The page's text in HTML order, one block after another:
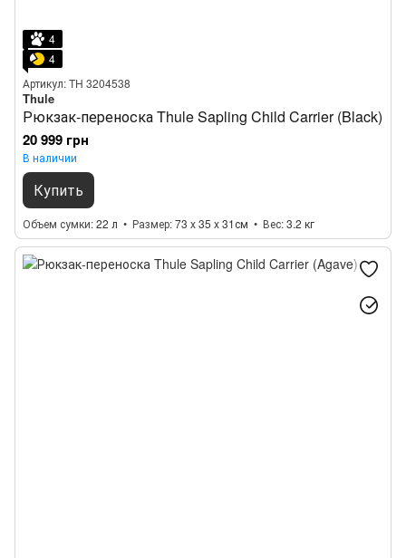
4
4
Артикул: TH 3204538
Thule
Рюкзак-переноска Thule Sapling Child Carrier (Black)
20 999 грн
В наличии
Купить
Объем сумки 22 л Размер 73 x 35 x 31см Вес 3.2 кг